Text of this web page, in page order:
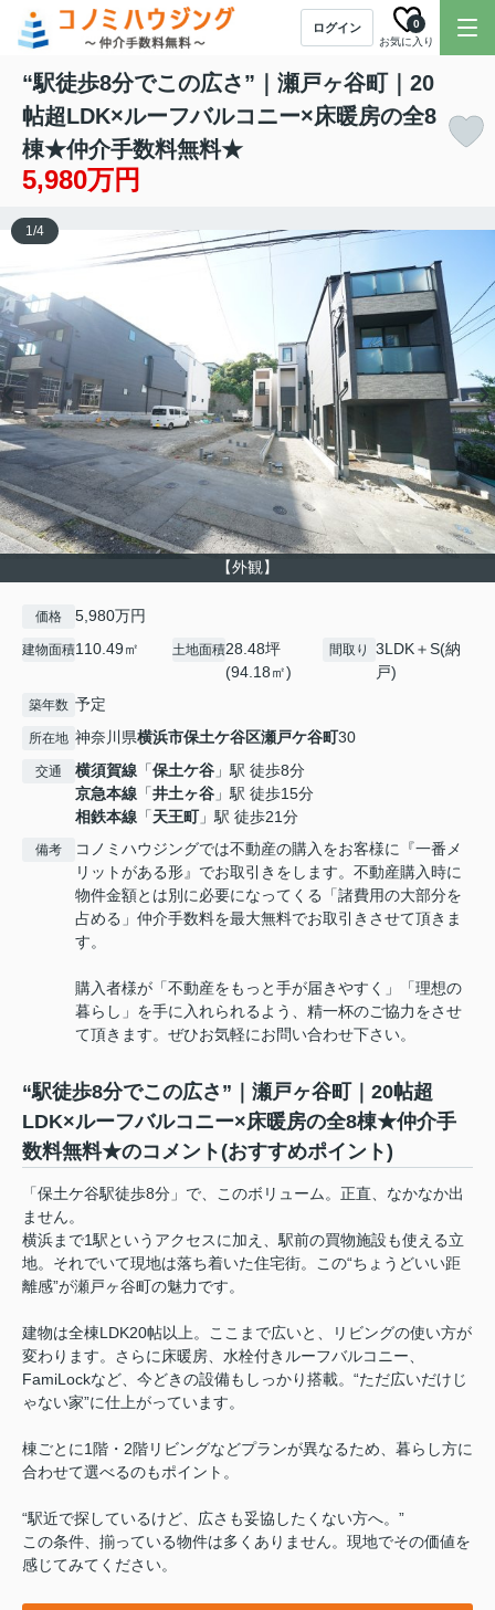
ログイン
お気に入り
0
“駅徒歩8分でこの広さ”｜瀬戸ヶ谷町｜20
帖超LDK×ルーフバルコニー×床暖房の全8
棟★仲介手数料無料★
5,980万円
【外観】
1/4
価格 5,980万円
建物面積110.49㎡ 土地面積28.48坪
(94.18㎡)
間取り
3LDK＋S(納
戸)
築年数 予定
所在地 神奈川県横浜市保土ケ谷区瀬戸ケ谷町30
交通 横須賀線 「保土ケ谷 」駅 徒歩8分
京急本線 「井土ヶ谷 」駅 徒歩15分
相鉄本線 「天王町」駅 徒歩21分
備考
コノミハウジングでは不動産の購入をお客様に『一番メ
リットがある形』でお取引きをします。不動産購入時に
物件金額とは別に必要になってくる「諸費用の大部分を
占める」仲介手数料を最大無料でお取引きさせて頂きま
す。
購入者様が「不動産をもっと手が届きやすく」「理想の
暮らし」を手に入れられるよう、精一杯のご協力をさせ
て頂きます。ぜひお気軽にお問い合わせ下さい。
“駅徒歩8分でこの広さ”｜瀬戸ヶ谷町｜20帖超
LDK×ルーフバルコニー×床暖房の全8棟★仲介手
数料無料★のコメント(おすすめポイント)
「保土ケ谷駅徒歩8分」で、このボリューム。正直、なかなか出
ません。
横浜まで1駅というアクセスに加え、駅前の買物施設も使える立
地。それでいて現地は落ち着いた住宅街。この“ちょうどいい距
離感”が瀬戸ヶ谷町の魅力です。
建物は全棟LDK20帖以上。ここまで広いと、リビングの使い方が
変わります。さらに床暖房、水栓付きルーフバルコニー、
FamiLockなど、今どきの設備もしっかり搭載。“ただ広いだけじ
ゃない家”に仕上がっています。
棟ごとに1階・2階リビングなどプランが異なるため、暮らし方に
合わせて選べるのもポイント。
“駅近で探しているけど、広さも妥協したくない方へ。”
この条件、揃っている物件は多くありません。現地でその価値を
感じてみてください。